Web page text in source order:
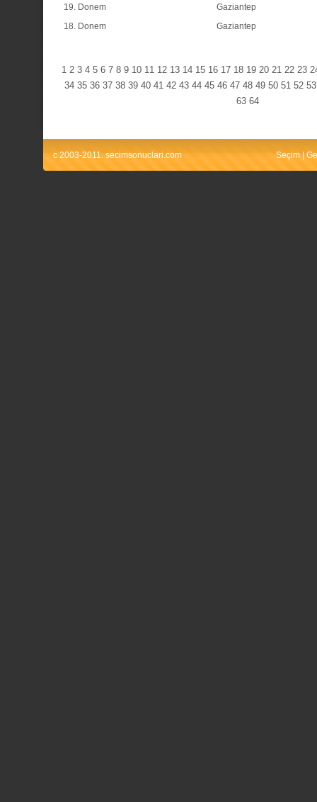
19. Donem
Gaziantep
18. Donem
Gaziantep
1 2 3 4 5 6 7 8 9 10 11 12 13 14 15 16 17 18 19 20 21 22 23
34 35 36 37 38 39 40 41 42 43 44 45 46 47 48 49 50 51 52 53
63 64
c 2003-2011. secimsonuclari.com Seçim